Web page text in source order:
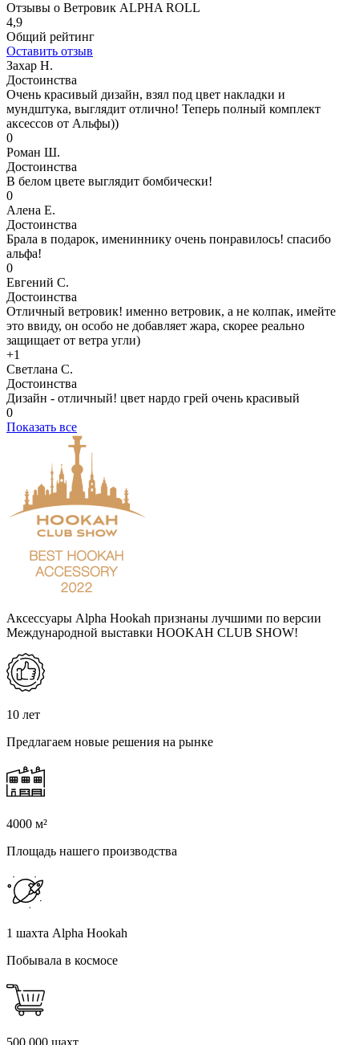
Отзывы о Ветровик ALPHA ROLL
4,9
Общий рейтинг
Оставить отзыв
Захар Н.
Достоинства
Очень красивый дизайн, взял под цвет накладки и
мундштука, выглядит отлично! Теперь полный комплект
аксессов от Альфы))
0
Роман Ш.
Достоинства
В белом цвете выглядит бомбически!
0
Алена Е.
Достоинства
Брала в подарок, имениннику очень понравилось! спасибо
альфа!
0
Евгений С.
Достоинства
Отличный ветровик! именно ветровик, а не колпак, имейте
это ввиду, он особо не добавляет жара, скорее реально
защищает от ветра угли)
+1
Светлана С.
Достоинства
Дизайн - отличный! цвет нардо грей очень красивый
0
Показать все
Аксессуары Alpha Hookah признаны лучшими по версии
Международной выставки HOOKAH CLUB SHOW!
10 лет
Предлагаем новые решения на рынке
4000 м²
Площадь нашего производства
1 шахта Alpha Hookah
Побывала в космосе